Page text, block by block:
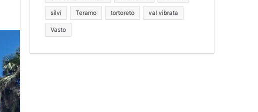
silvi Teramo tortoreto val vibrata
Vasto